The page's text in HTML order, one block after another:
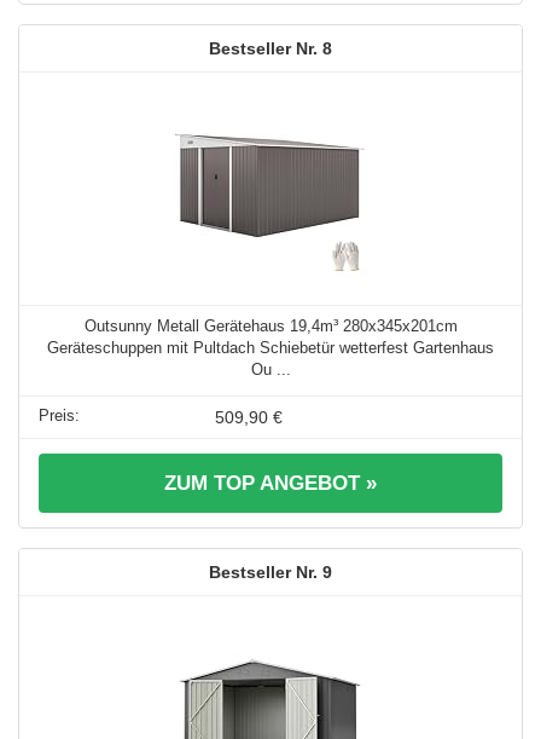
8
Outsunny Metall Gerätehaus 19,4m³ 280x345x201cm
Geräteschuppen mit Pultdach Schiebetür wetterfest Gartenhaus
Ou ...
509,90 €
ZUM TOP ANGEBOT »
9